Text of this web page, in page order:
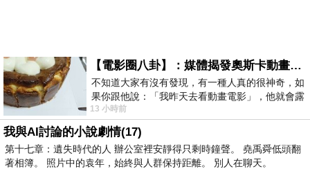
【電影圈八卦】：媒體揭發奧斯卡動畫項目投票醜聞！好萊塢為什麼看不起動畫電影？
不知道大家有沒有發現，有一種人真的很神奇，如
果你跟他說：「我昨天去看動畫電影」，他就會露
出一種慈祥的微笑，然後問你是不是陪小
13 小時前
我與AI討論的小說劇情(17)
第十七章：遺失時代的人 辦公室裡安靜得只剩時鐘聲。 堯禹舜低頭翻
著相簿。 照片中的袁年，始終與人群保持距離。 別人在聊天。